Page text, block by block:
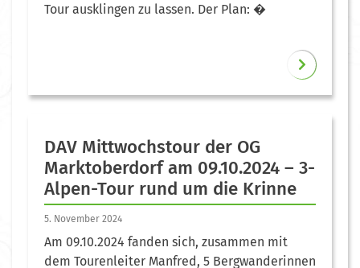
Tour ausklingen zu lassen. Der Plan: �
DAV Mittwochstour der OG
Marktoberdorf am 09.10.2024 – 3-
Alpen-Tour rund um die Krinne
5. November 2024
Am 09.10.2024 fanden sich, zusammen mit
dem Tourenleiter Manfred, 5 Bergwanderinnen